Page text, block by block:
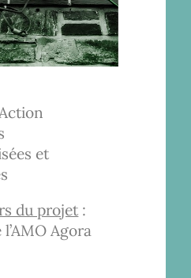
et
du projet :
l’AMO Agora